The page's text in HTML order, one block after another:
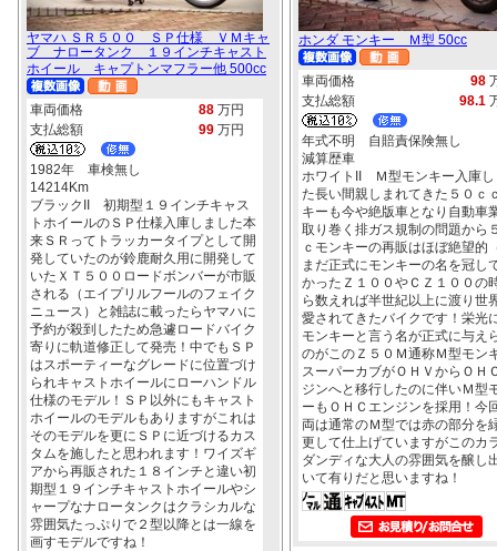
ヤマハ ＳＲ５００ ＳＰ仕様 ＶＭキャ
ブ ナロータンク １９インチキャスト
ホイール キャプトンマフラー他 500cc
車両価格 88 万円
支払総額
99 万円
1982年 車検無し
14214Km
ブラックII 初期型１９インチキャス
トホイールのＳＰ仕様入庫しました本
来ＳＲってトラッカータイプとして開
発していたのが鈴鹿耐久用に開発して
いたＸＴ５００ロードボンバーが市販
される（エイプリルフールのフェイク
ニュース）と雑誌に載ったらヤマハに
予約が殺到したため急遽ロードバイク
寄りに軌道修正して発売！中でもＳＰ
はスポーティーなグレードに位置づけ
られキャストホイールにローハンドル
仕様のモデル！ＳＰ以外にもキャスト
ホイールのモデルもありますがこれは
そのモデルを更にＳＰに近づけるカス
タムを施したと思われます！ワイズギ
アから再販された１８インチと違い初
期型１９インチキャストホイールやシ
ャープなナロータンクはクラシカルな
雰囲気たっぷりで２型以降とは一線を
画すモデルですね！
ホンダ モンキー Ｍ型 50cc
車両価格 98
支払総額
98.1
年式不明 自賠責保険無し
減算歴車
ホワイトII Ｍ型モンキー入庫し
た長い間親しまれてきた５０ｃ
キーも今や絶版車となり自動車
取り巻く排ガス規制の問題から
ｃモンキーの再販はほぼ絶望的
まだ正式にモンキーの名を冠し
かったＺ１００やＣＺ１００の
ら数えれば半世紀以上に渡り世
愛されてきたバイクです！栄光
モンキーと言う名が正式に与え
のがこのＺ５０Ｍ通称Ｍ型モン
スーパーカブがＯＨＶからＯＨ
ジンへと移行したのに伴いＭ型
ーもＯＨＣエンジンを採用！今
両は通常のＭ型では赤の部分を
更して仕上げていますがこのカ
ダンディな大人の雰囲気を醸し
いて有りだと思いますね！